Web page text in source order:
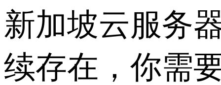
新加坡云服务
续存在，你需